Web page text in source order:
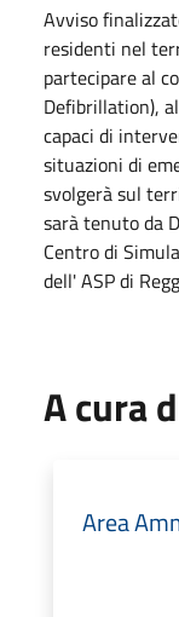
Avviso
residenti nel
partecipare al
Defibrillation),
capaci di
situazioni di
svolgerà sul
sarà tenuto da
Centro di
dell' ASP di
A cura
Area